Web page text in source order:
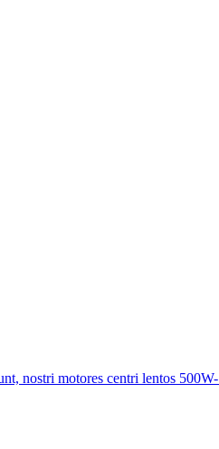
nostri motores centri lentos